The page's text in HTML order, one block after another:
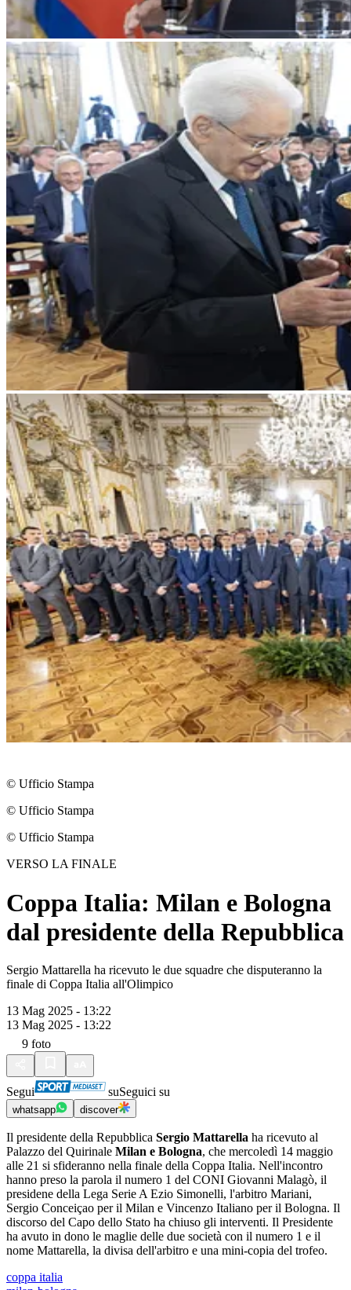
© Ufficio Stampa
© Ufficio Stampa
© Ufficio Stampa
VERSO LA FINALE
Coppa Italia: Milan e Bologna
dal presidente della Repubblica
Sergio Mattarella ha ricevuto le due squadre che disputeranno la
finale di Coppa Italia all'Olimpico
13 Mag 2025 - 13:22
13 Mag 2025 - 13:22
9 foto
Segui suSeguici su
whatsapp discover
Il presidente della Repubblica Sergio Mattarella ha ricevuto al
Palazzo del Quirinale Milan e Bologna, che mercoledì 14 maggio
alle 21 si sfideranno nella finale della Coppa Italia. Nell'incontro
hanno preso la parola il numero 1 del CONI Giovanni Malagò, il
presidene della Lega Serie A Ezio Simonelli, l'arbitro Mariani,
Sergio Conceiçao per il Milan e Vincenzo Italiano per il Bologna. Il
discorso del Capo dello Stato ha chiuso gli interventi. Il Presidente
ha avuto in dono le maglie delle due società con il numero 1 e il
nome Mattarella, la divisa dell'arbitro e una mini-copia del trofeo.
coppa italia